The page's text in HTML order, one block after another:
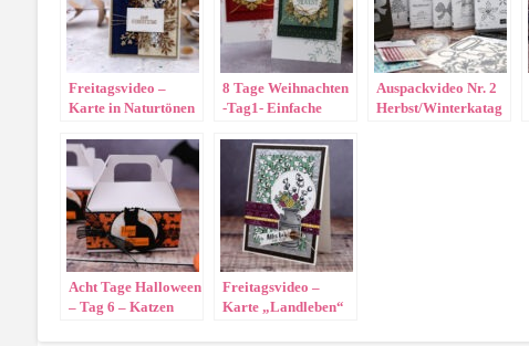
Freitagsvideo –
Karte in Naturtönen
8 Tage Weihnachten
-Tag1- Einfache
Licht“
Auspackvideo Nr. 2
Herbst/Winterkatag
Acht Tage Halloween
– Tag 6 – Katzen
Freitagsvideo –
Karte „Landleben“